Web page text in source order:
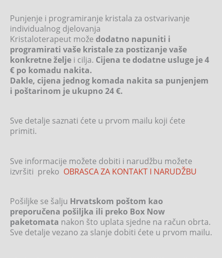
Punjenje i programiranje kristala za ostvarivanje
individualnog djelovanja
Kristaloterapeut može dodatno napuniti i
programirati vaše kristale za postizanje vaše
konkretne želje i cilja. Cijena te dodatne usluge je 4
€ po komadu nakita.
Dakle, cijena jednog komada nakita sa punjenjem
i poštarinom je ukupno 24 €.
Sve detalje saznati ćete u prvom mailu koji ćete
primiti.
Sve informacije možete dobiti i narudžbu možete
izvršiti preko OBRASCA ZA KONTAKT I NARUDŽBU
Pošiljke se šalju Hrvatskom poštom kao
preporučena pošiljka ili preko Box Now
paketomata nakon što uplata sjedne na račun obrta.
Sve detalje vezano za slanje dobiti ćete u prvom mailu.